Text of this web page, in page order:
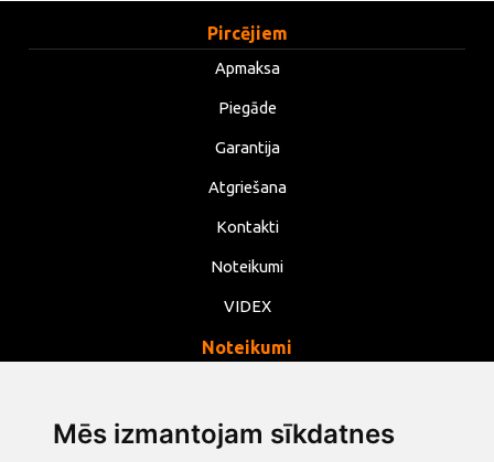
Mēs izmantojam sīkdatnes
Pircējiem
Apmaksa
Piegāde
Garantija
Atgriešana
Kontakti
Noteikumi
VIDEX
Noteikumi
Noteikumi